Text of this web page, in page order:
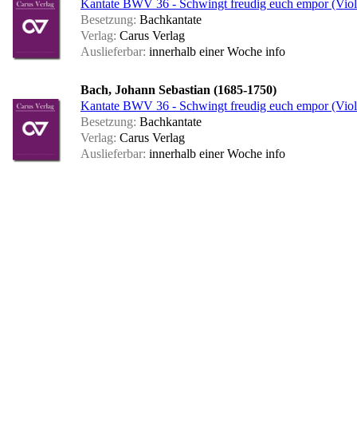
Kantate BWV 36 - Schwingt freudig euch empor
Besetzung: Bachkantate
Verlag: Carus Verlag
Auslieferbar: innerhalb einer Woche info
Bach, Johann Sebastian (1685-1750)
Kantate BWV 36 - Schwingt freudig euch empor
Besetzung: Bachkantate
Verlag: Carus Verlag
Auslieferbar: innerhalb einer Woche info